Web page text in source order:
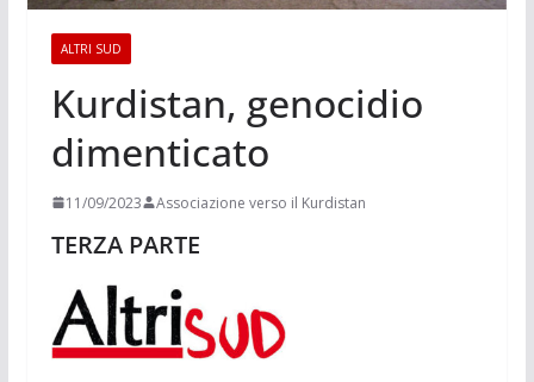
ALTRI SUD
Kurdistan, genocidio
dimenticato
11/09/2023 Associazione verso il Kurdistan
TERZA PARTE